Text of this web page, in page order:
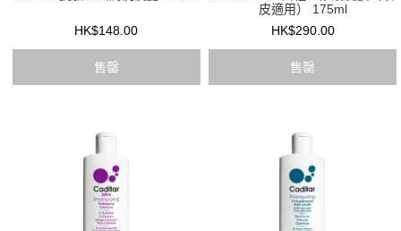
HK$148.00
售罄
皮適用） 175ml
HK$290.00
售罄